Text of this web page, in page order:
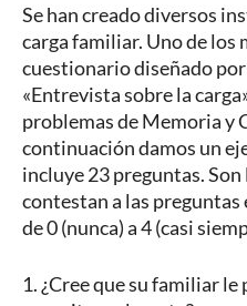
Se han creado diversos
carga familiar. Uno de los
cuestionario diseñado
«Entrevista sobre la
problemas de Memoria y
continuación damos un
incluye 23 preguntas.
contestan a las preguntas
de 0 (nunca) a 4 (casi
1. ¿Cree que su familiar le